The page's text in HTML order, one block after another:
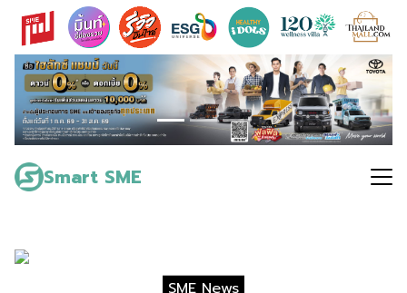
Skip
content
Smart SME
Search
for:
SME News